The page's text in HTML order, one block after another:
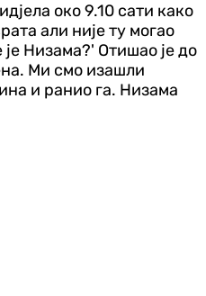
око 9.10 сати како
али није ту могао
Низама?' Отишао је до
Ми смо изашли
и ранио га. Низама